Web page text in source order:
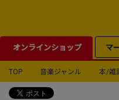
オンラインショップ マ
TOP 音楽ジャンル 本/雑